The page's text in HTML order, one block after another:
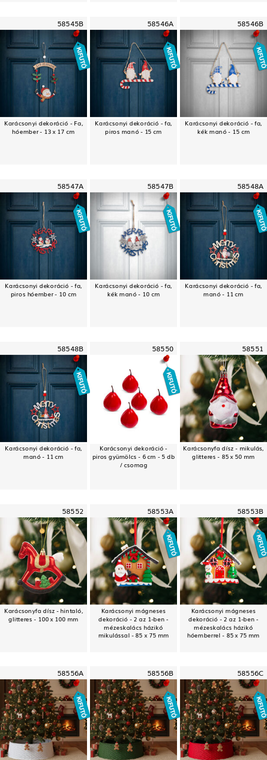
58545B
Karácsonyi dekoráció - Fa,
hóember - 13 x 17 cm
58546A
Karácsonyi dekoráció - fa,
piros manó - 15 cm
58546B
Karácsonyi dekoráció - fa,
kék manó - 15 cm
58547A
Karácsonyi dekoráció - fa,
piros hóember - 10 cm
58547B
Karácsonyi dekoráció - fa,
kék manó - 10 cm
58548A
Karácsonyi dekoráció - fa,
manó - 11 cm
58548B
Karácsonyi dekoráció - fa,
manó - 11 cm
58550
Karácsonyi dekoráció -
piros gyümölcs - 6 cm - 5 db
/ csomag
58551
Karácsonyfa dísz - mikulás,
glitteres - 85 x 50 mm
58552
Karácsonyfa dísz - hintaló,
glitteres - 100 x 100 mm
58553A
Karácsonyi mágneses
dekoráció - 2 az 1-ben -
mézeskalács házikó
mikulással - 85 x 75 mm
58553B
Karácsonyi mágneses
dekoráció - 2 az 1-ben -
mézeskalács házikó
hóemberrel - 85 x 75 mm
58556A 58556B 58556C